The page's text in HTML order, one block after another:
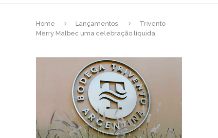
Home Lançamentos
Trivento
Merry Malbec uma celebração líquida.